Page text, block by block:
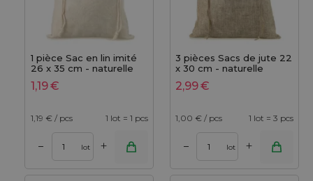
1 pièce Sac en lin imité
26 x 35 cm - naturelle
1,19€
1,19 € / pcs 1 lot = 1 pcs
– lot +
3 pièces Sacs de jute 22
x 30 cm - naturelle
2,99€
1,00 € / pcs 1 lot = 3 pcs
– lot +